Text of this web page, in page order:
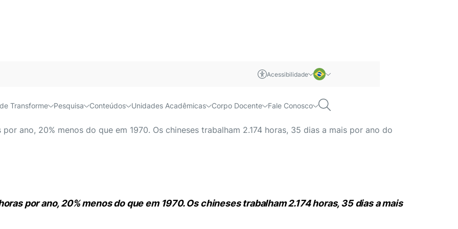
Acessibilidade
Português
Transforme Pesquisa Conteúdos Unidades Acadêmicas Corpo Docente Fale Conosco
demais? Que digam os chineses
ano, 20% menos do que em 1970. Os chineses trabalham 2.174 horas, 35 dias a mais por ano do
por ano, 20% menos do que em 1970. Os chineses trabalham 2.174 horas, 35 dias a mais